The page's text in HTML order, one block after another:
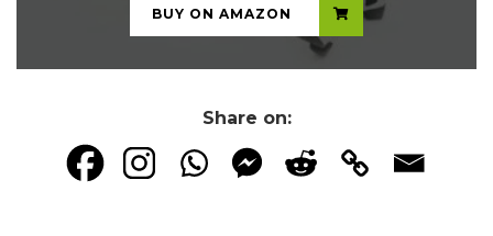
BUY ON AMAZON
Share on: